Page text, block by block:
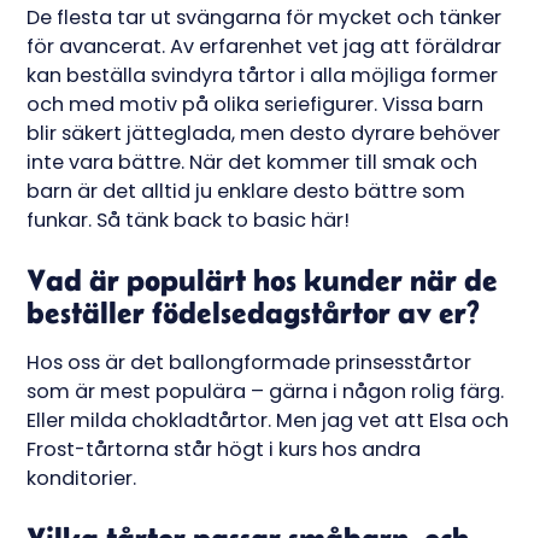
De flesta tar ut svängarna för mycket och tänker
för avancerat. Av erfarenhet vet jag att föräldrar
kan beställa svindyra tårtor i alla möjliga former
och med motiv på olika seriefigurer. Vissa barn
blir säkert jätteglada, men desto dyrare behöver
inte vara bättre. När det kommer till smak och
barn är det alltid ju enklare desto bättre som
funkar. Så tänk back to basic här!
Vad är populärt hos kunder när de
beställer födelsedagstårtor av er?
Hos oss är det ballongformade prinsesstårtor
som är mest populära – gärna i någon rolig färg.
Eller milda chokladtårtor. Men jag vet att Elsa och
Frost-tårtorna står högt i kurs hos andra
konditorier.